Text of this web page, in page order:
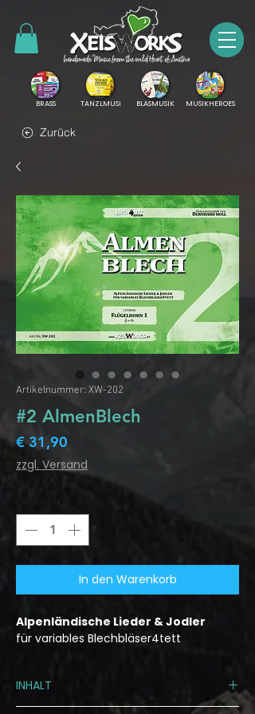
BRASS TANZLMUSI BLASMUSIK MUSIKHEROES
Zurück
Artikelnummer: XW-202
#2 AlmenBlech
€ 31,90
zzgl. Versand
In den Warenkorb
Alpenländische Lieder & Jodler
für variables Blechbläser4tett
INHALT